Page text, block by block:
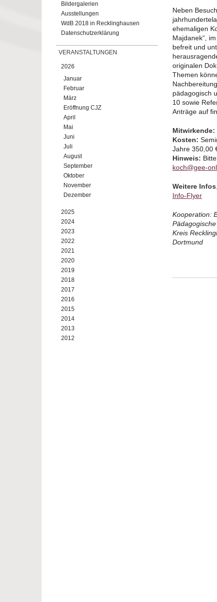
Bildergalerien
Ausstellungen
WdB 2018 in Recklinghausen
Datenschutzerklärung
VERANSTALTUNGEN
2026
Januar
Februar
März
Eröffnung CJZ
April
Mai
Juni
Juli
August
September
Oktober
November
Dezember
2025
2024
2023
2022
2021
2020
2019
2018
2017
2016
2015
2014
2013
2012
Neben
ehemaligen
Majdanek“,
befreit und
originalen
Themen
pädagogisch
10 sowie
Anträge auf
Mitwirkende:
Kosten:
Jahre 350,00
Hinweis:
koch@gee-
Weitere Infos
Info-Flyer
Kooperation:
Kreis
Dortmund